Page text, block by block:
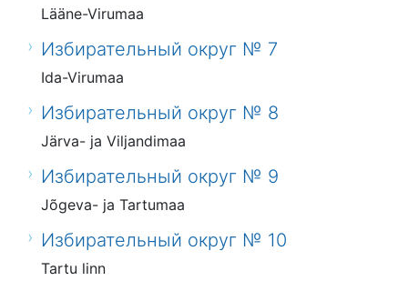
Lääne-Virumaa
Избирательный округ № 7
Ida-Virumaa
Избирательный округ № 8
Järva- ja Viljandimaa
Избирательный округ № 9
Jõgeva- ja Tartumaa
Избирательный округ № 10
Tartu linn